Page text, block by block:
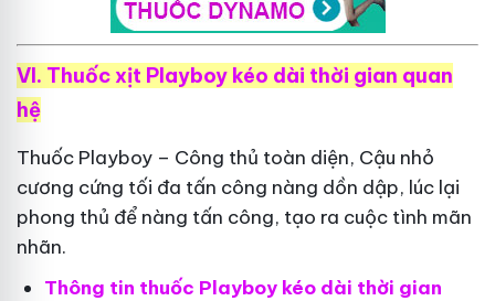
VI. Thuốc xịt Playboy kéo dài thời gian quan
hệ
Thuốc Playboy – Công thủ toàn diện, Cậu nhỏ
cương cứng tối đa tấn công nàng dồn dập, lúc lại
phong thủ để nàng tấn công, tạo ra cuộc tình mãn
nhãn.
Thông tin thuốc Playboy kéo dài thời gian